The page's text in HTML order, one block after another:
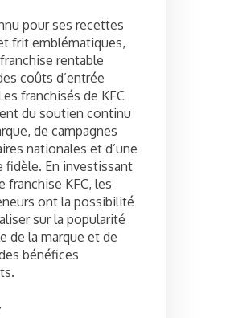
pour ses recettes
frit emblématiques,
rentable
coûts d’entrée
franchisés de KFC
du soutien continu
de campagnes
nationales et d’une
fidèle. En investissant
franchise KFC, les
ont la possibilité
sur la popularité
de la marque et de
bénéfices